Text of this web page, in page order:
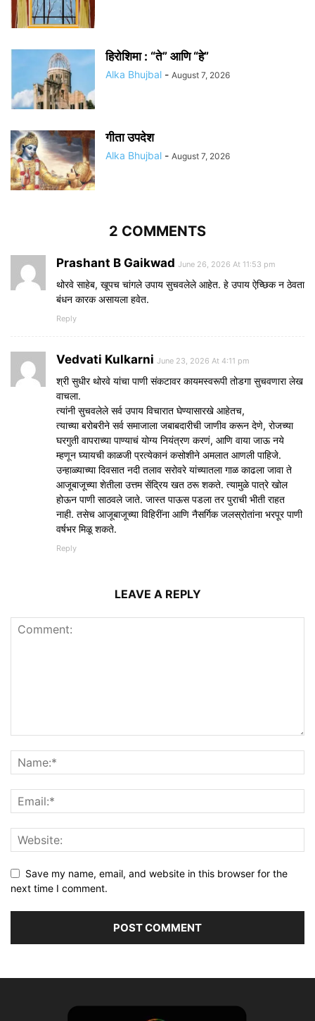
हिरोशिमा : “ते” आणि “हे”
Alka Bhujbal - August 7, 2026
गीता उपदेश
Alka Bhujbal - August 7, 2026
2 COMMENTS
Prashant B Gaikwad June 26, 2026 At 11:53 pm
थोरवे साहेब, खूपच चांगले उपाय सुचवलेले आहेत. हे उपाय ऐच्छिक न ठेवता
बंधन कारक असायला हवेत.
Reply
Vedvati Kulkarni June 23, 2026 At 4:11 pm
श्री सुधीर थोरवे यांचा पाणी संकटावर कायमस्वरूपी तोडगा सुचवणारा लेख
वाचला.
त्यांनी सुचवलेले सर्व उपाय विचारात घेण्यासारखे आहेतच,
त्याच्या बरोबरीने सर्व समाजाला जबाबदारीची जाणीव करून देणे, रोजच्या
घरगुती वापराच्या पाण्याचं योग्य नियंत्रण करणं, आणि वाया जाऊ नये
म्हणून घ्यायची काळजी प्रत्येकानं कसोशीने अमलात आणली पाहिजे.
उन्हाळ्याच्या दिवसात नदी तलाव सरोवरे यांच्यातला गाळ काढला जावा ते
आजूबाजूच्या शेतीला उत्तम सेंद्रिय खत ठरू शकते. त्यामुळे पात्रे खोल
होऊन पाणी साठवले जाते. जास्त पाऊस पडला तर पुराची भीती राहत
नाही. तसेच आजूबाजूच्या विहिरींना आणि नैसर्गिक जलस्रोतांना भरपूर पाणी
वर्षभर मिळू शकते.
Reply
LEAVE A REPLY
Save my name, email, and website in this browser for the
next time I comment.